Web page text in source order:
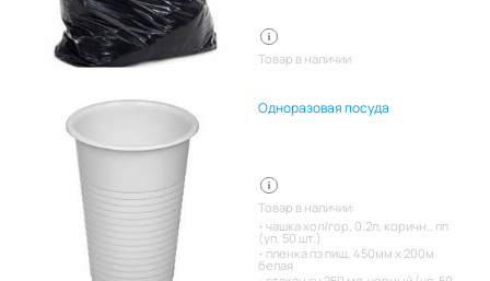
Товар в наличии
Одноразовая посуда
Товар в наличии:
чашка хол/гор, 0.2л, коричн., пп
(уп. 50 шт.)
пленка пэ пищ. 450мм х 200м
белая